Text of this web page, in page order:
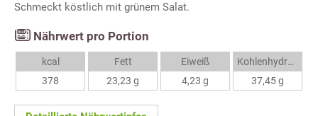
Schmeckt köstlich mit grünem Salat.
Nährwert pro Portion
kcal
378
Fett
23,23 g
Eiweiß
4,23 g
Kohlenhydrate
37,45 g